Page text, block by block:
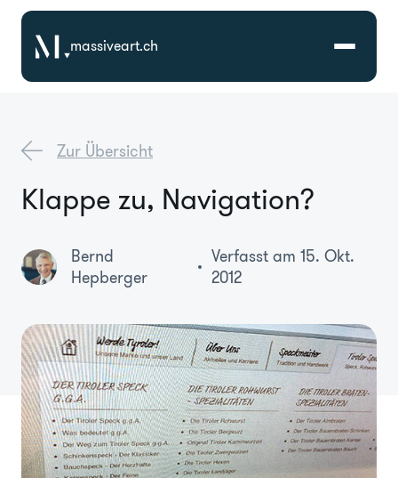
massiveart.ch
Branchen
Karriere
Über Uns
Zur Übersicht
Klappe zu, Navigation?
Bernd
Hepberger
Verfasst am 15. Okt.
2012